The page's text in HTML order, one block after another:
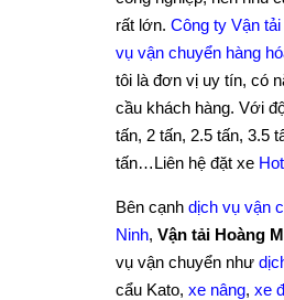
rất lớn. Công ty Vận
vụ vận chuyển hàng
tôi là đơn vị uy tín, có
cầu khách hàng. Với
tấn, 2 tấn, 2.5 tấn, 3.5
tấn…Liên hệ đặt xe
Bên cạnh dịch vụ vận
Ninh, Vận tải Hoàng
vụ vận chuyển như
cẩu Kato, xe nâng, xe